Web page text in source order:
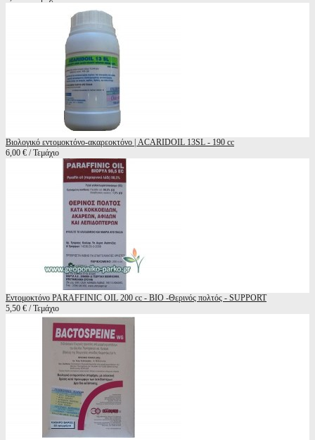
Βιολογικό εντομοκτόνο-ακαρεοκτόνο | ACARIDOIL 13SL - 190 cc
6,00 € / Τεμάχιο
Εντομοκτόνο PARAFFINIC OIL 200 cc - BIO -Θερινός πολτός - SUPPORT
5,50 € / Τεμάχιο